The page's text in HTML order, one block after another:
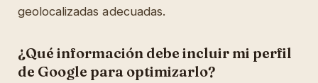
geolocalizadas adecuadas.
¿Qué información debe incluir mi perfil
de Google para optimizarlo?